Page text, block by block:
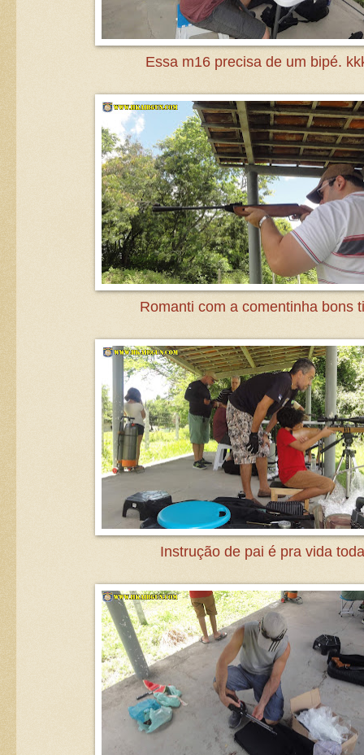
Essa m16 precisa de um bipé.
Romanti com a comentinha bons
Instrução de pai é pra vida